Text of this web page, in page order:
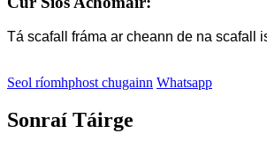
Tá scafall fráma ar cheann de na scafall
Seol ríomhphost chugainn Whatsapp
Sonraí Táirge